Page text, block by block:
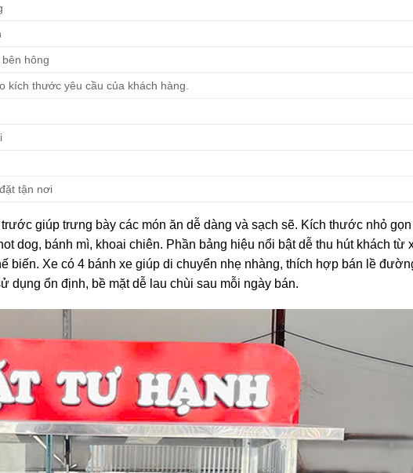
hông
kích thước yêu cầu của khách hàng.
tận nơi
giúp trưng bày các món ăn dễ dàng và sạch sẽ. Kích thước nhỏ
dog, bánh mì, khoai chiên. Phần bảng hiệu nổi bật dễ thu hút khách từ
biến. Xe có 4 bánh xe giúp di chuyển nhẹ nhàng, thích hợp bán lề
dụng ổn định, bề mặt dễ lau chùi sau mỗi ngày bán.